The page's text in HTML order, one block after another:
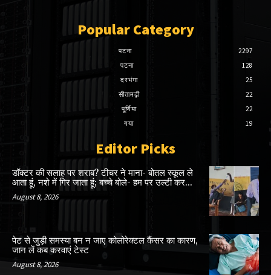
Popular Category
पटना
2297
पटना
128
दरभंगा
25
सीतामढ़ी
22
पूर्णिया
22
गया
19
Editor Picks
डॉक्टर की सलाह पर शराब? टीचर ने माना- बोतल स्कूल ले
आता हूं, नशे में गिर जाता हूं; बच्चे बोले- हम पर उल्टी कर...
August 8, 2026
पेट से जुड़ी समस्या बन न जाए कोलोरेक्टल कैंसर का कारण,
जान लें कब करवाएं टेस्ट
August 8, 2026